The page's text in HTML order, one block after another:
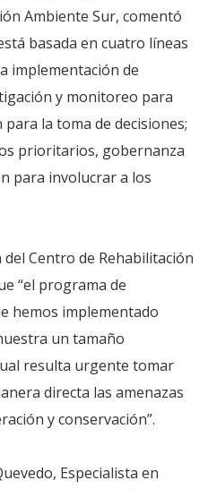
Ambiente Sur, comentó
basada en cuatro líneas
implementación de
y monitoreo para
la toma de decisiones;
prioritarios, gobernanza
para involucrar a los
Centro de Rehabilitación
“el programa de
hemos implementado
un tamaño
resulta urgente tomar
directa las amenazas
y conservación”.
Especialista en